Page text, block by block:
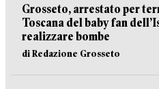
Grosseto, arrestato per
Toscana del baby fan
realizzare bombe
di Redazione Grosseto